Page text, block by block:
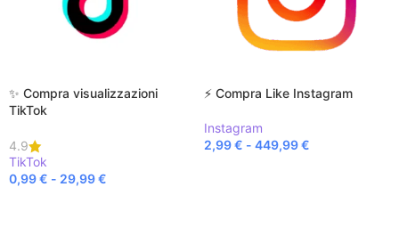
✨ Compra visualizzazioni
TikTok
4.9
TikTok
0,99€ - 29,99€
⚡ Compra Like Instagram
Instagram
2,99€ - 449,99€